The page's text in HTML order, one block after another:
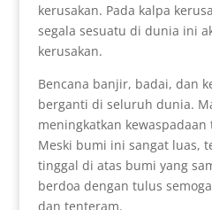
kerusakan. Pada kalpa
segala sesuatu di dunia ini
kerusakan.
Bencana banjir, badai, dan
berganti di seluruh dunia.
meningkatkan
Meski bumi ini sangat luas,
tinggal di atas bumi yang
berdoa dengan tulus
dan tenteram.